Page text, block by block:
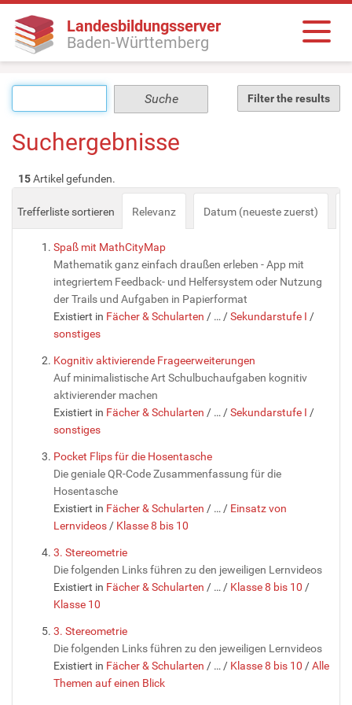
Landesbildungsserver
Baden-Württemberg
Filter the results
Suchergebnisse
15Artikel gefunden.
Trefferliste sortieren Relevanz Datum (neueste zuerst)
Spaß mit MathCityMap
Mathematik ganz einfach draußen erleben - App mit
integriertem Feedback- und Helfersystem oder Nutzung
der Trails und Aufgaben in Papierformat
Existiert in Fächer & Schularten / … /Sekundarstufe I /
sonstiges
Kognitiv aktivierende Frageerweiterungen
Auf minimalistische Art Schulbuchaufgaben kognitiv
aktivierender machen
Existiert in Fächer & Schularten / … /Sekundarstufe I /
sonstiges
Pocket Flips für die Hosentasche
Die geniale QR-Code Zusammenfassung für die
Hosentasche
Existiert in Fächer & Schularten / … / Einsatz von
Lernvideos / Klasse 8 bis 10
3. Stereometrie
Die folgenden Links führen zu den jeweiligen Lernvideos
Existiert in Fächer & Schularten / … / Klasse 8 bis 10 /
Klasse 10
3. Stereometrie
Die folgenden Links führen zu den jeweiligen Lernvideos
Existiert in Fächer & Schularten / … / Klasse 8 bis 10 /Alle
Themen auf einen Blick